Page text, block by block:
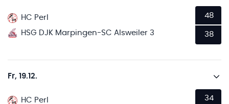
HC Perl
HSG DJK Marpingen-SC Alsweiler 3
48
38
Fr, 19.12.
HC Perl 34